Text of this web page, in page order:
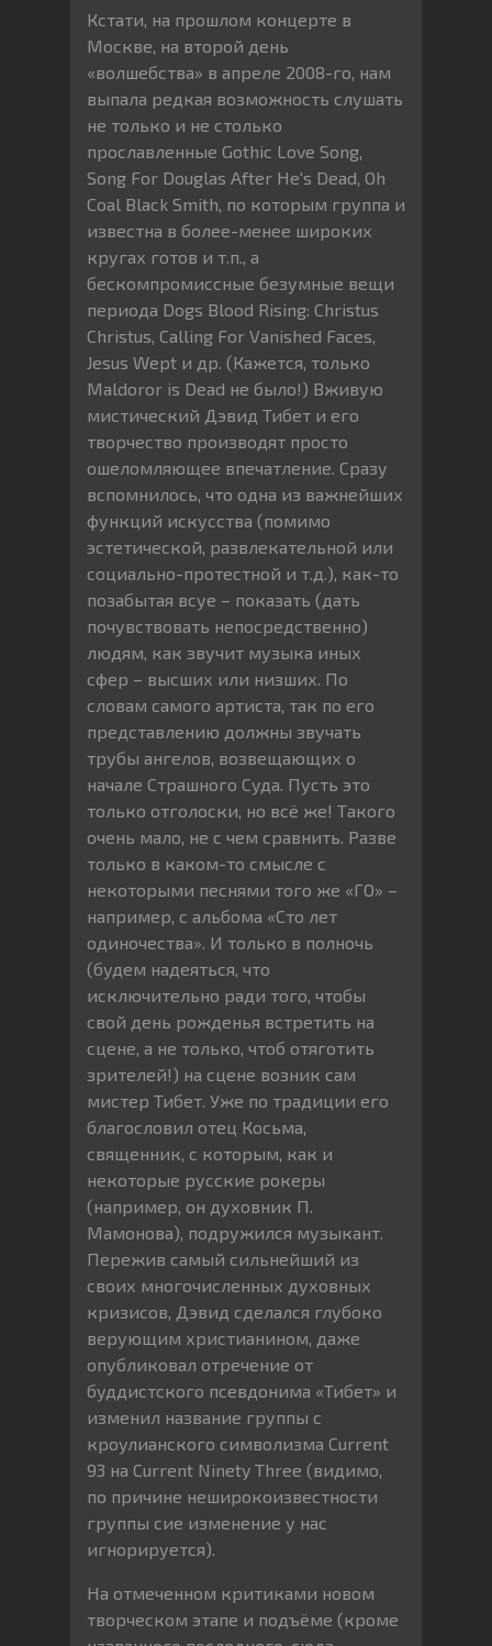
Кстати, на прошлом концерте в
Москве, на второй день
«волшебства» в апреле 2008-го, нам
выпала редкая возможность слушать
не только и не столько
прославленные Gothic Love Song,
Song For Douglas After He's Dead, Oh
Coal Black Smith, по которым группа и
известна в более-менее широких
кругах готов и т.п., а
бескомпромиссные безумные вещи
периода Dogs Blood Rising: Christus
Christus, Calling For Vanished Faces,
Jesus Wept и др. (Кажется, только
Maldoror is Dead не было!) Вживую
мистический Дэвид Тибет и его
творчество производят просто
ошеломляющее впечатление. Сразу
вспомнилось, что одна из важнейших
функций искусства (помимо
эстетической, развлекательной или
социально-протестной и т.д.), как-то
позабытая всуе – показать (дать
почувствовать непосредственно)
людям, как звучит музыка иных
сфер – высших или низших. По
словам самого артиста, так по его
представлению должны звучать
трубы ангелов, возвещающих о
начале Страшного Суда. Пусть это
только отголоски, но всё же! Такого
очень мало, не с чем сравнить. Разве
только в каком-то смысле с
некоторыми песнями того же «ГО» –
например, с альбома «Сто лет
одиночества». И только в полночь
(будем надеяться, что
исключительно ради того, чтобы
свой день рожденья встретить на
сцене, а не только, чтоб отяготить
зрителей!) на сцене возник сам
мистер Тибет. Уже по традиции его
благословил отец Косьма,
священник, с которым, как и
некоторые русские рокеры
(например, он духовник П.
Мамонова), подружился музыкант.
Пережив самый сильнейший из
своих многочисленных духовных
кризисов, Дэвид сделался глубоко
верующим христианином, даже
опубликовал отречение от
буддистского псевдонима «Тибет» и
изменил название группы с
кроулианского символизма Current
93 на Current Ninety Three (видимо,
по причине неширокоизвестности
группы сие изменение у нас
игнорируется).
На отмеченном критиками новом
творческом этапе и подъёме (кроме